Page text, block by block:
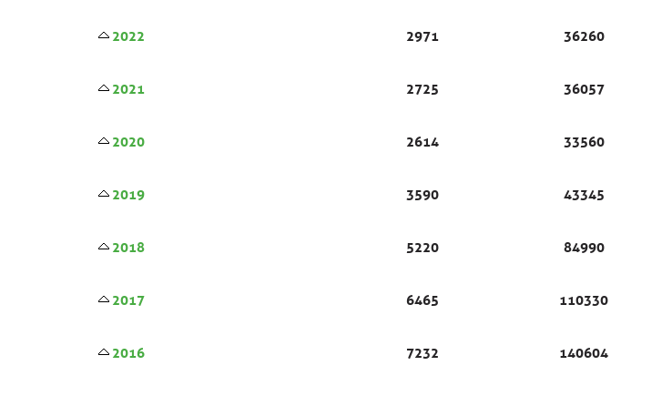
2022 2971 36260
2021 2725 36057
2020 2614 33560
2019 3590 43345
2018 5220 84990
2017 6465 110330
2016 7232 140604